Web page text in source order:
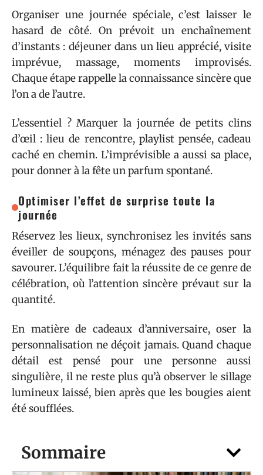
Sommaire
Organiser une journée spéciale, c’est laisser le
hasard de côté. On prévoit un enchaînement
d’instants : déjeuner dans un lieu apprécié, visite
imprévue, massage, moments improvisés.
Chaque étape rappelle la connaissance sincère que
l’on a de l’autre.
L’essentiel ? Marquer la journée de petits clins
d’œil : lieu de rencontre, playlist pensée, cadeau
caché en chemin. L’imprévisible a aussi sa place,
pour donner à la fête un parfum spontané.
Optimiser l’effet de surprise toute la
journée
Réservez les lieux, synchronisez les invités sans
éveiller de soupçons, ménagez des pauses pour
savourer. L’équilibre fait la réussite de ce genre de
célébration, où l’attention sincère prévaut sur la
quantité.
En matière de cadeaux d’anniversaire, oser la
personnalisation ne déçoit jamais. Quand chaque
détail est pensé pour une personne aussi
singulière, il ne reste plus qu’à observer le sillage
lumineux laissé, bien après que les bougies aient
été soufflées.